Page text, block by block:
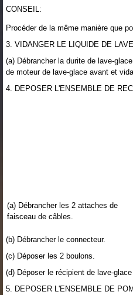
CONSEIL:
Procéder de la même manière que
3. VIDANGER LE LIQUIDE DE
(a) Débrancher la durite de lave-
de moteur de lave-glace avant et
4. DEPOSER L'ENSEMBLE DE
(a) Débrancher les 2 attaches de
faisceau de câbles.
(b) Débrancher le connecteur.
(c) Déposer les 2 boulons.
(d) Déposer le récipient de lave-
5. DEPOSER L'ENSEMBLE DE